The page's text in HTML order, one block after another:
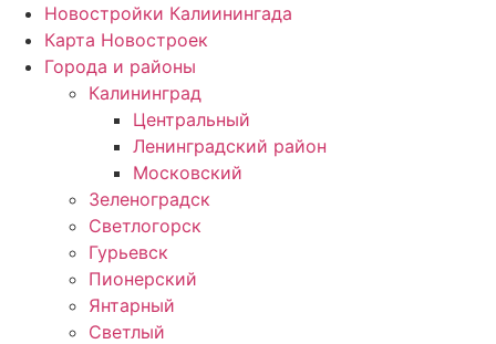
Новостройки Калиинингада
Карта Новостроек
Города и районы
Калининград
Центральный
Ленинградский район
Московский
Зеленоградск
Светлогорск
Гурьевск
Пионерский
Янтарный
Светлый